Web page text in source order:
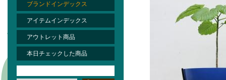
ブランドインデックス
アイテムインデックス
アウトレット商品
本日チェックした商品